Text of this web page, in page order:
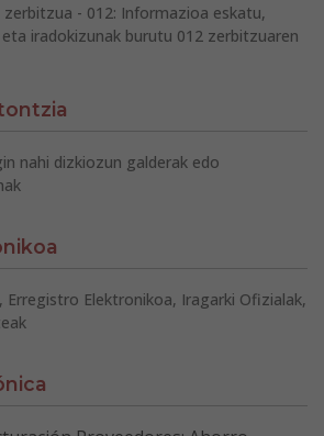
- 012: Informazioa eskatu,
iradokizunak burutu 012 zerbitzuaren
nahi dizkiozun galderak edo
Erregistro Elektronikoa, Iragarki Ofizialak,